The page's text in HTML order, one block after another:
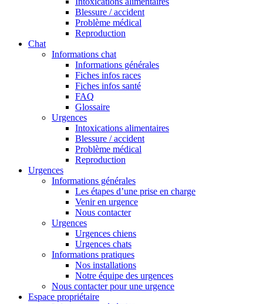
Blessure / accident
Problème médical
Reproduction
Chat
Informations chat
Informations générales
Fiches infos races
Fiches infos santé
FAQ
Glossaire
Urgences
Intoxications alimentaires
Blessure / accident
Problème médical
Reproduction
Urgences
Informations générales
Les étapes d’une prise en charge
Venir en urgence
Nous contacter
Urgences
Urgences chiens
Urgences chats
Informations pratiques
Nos installations
Notre équipe des urgences
Nous contacter pour une urgence
Espace propriétaire